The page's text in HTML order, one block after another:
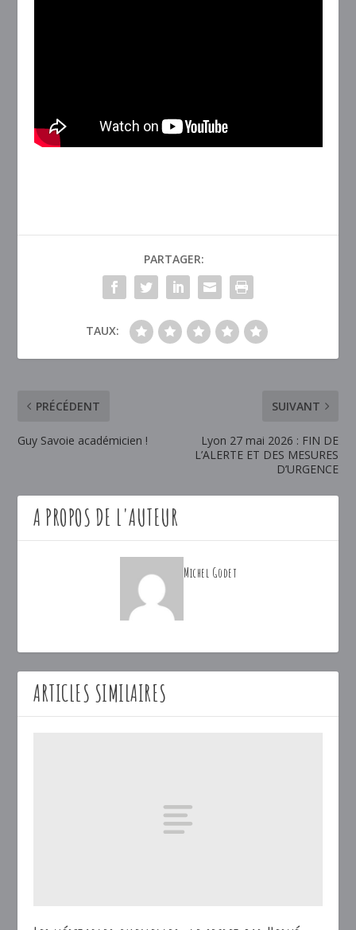
PARTAGER:
TAUX:
PRÉCÉDENT
Guy Savoie académicien !
SUIVANT
Lyon 27 mai 2026 : FIN DE
L’ALERTE ET DES MESURES
D’URGENCE
A PROPOS DE L'AUTEUR
Michel Godet
ARTICLES SIMILAIRES